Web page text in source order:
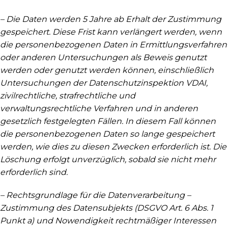
– Die Daten werden 5 Jahre ab Erhalt der Zustimmung
gespeichert. Diese Frist kann verlängert werden, wenn
die personenbezogenen Daten in Ermittlungsverfahren
oder anderen Untersuchungen als Beweis genutzt
werden oder genutzt werden können, einschließlich
Untersuchungen der Datenschutzinspektion VDAI,
zivilrechtliche, strafrechtliche und
verwaltungsrechtliche Verfahren und in anderen
gesetzlich festgelegten Fällen. In diesem Fall können
die personenbezogenen Daten so lange gespeichert
werden, wie dies zu diesen Zwecken erforderlich ist. Die
Löschung erfolgt unverzüglich, sobald sie nicht mehr
erforderlich sind.
– Rechtsgrundlage für die Datenverarbeitung –
Zustimmung des Datensubjekts (DSGVO Art. 6 Abs. 1
Punkt a) und Nowendigkeit rechtmäßiger Interessen